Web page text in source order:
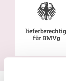
für BMVg